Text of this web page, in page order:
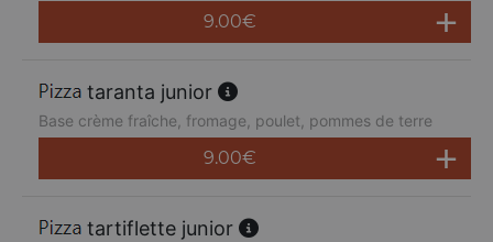
9.00€
taranta junior
Base crème fraîche, fromage, poulet, pommes de terre
9.00€
tartiflette junior